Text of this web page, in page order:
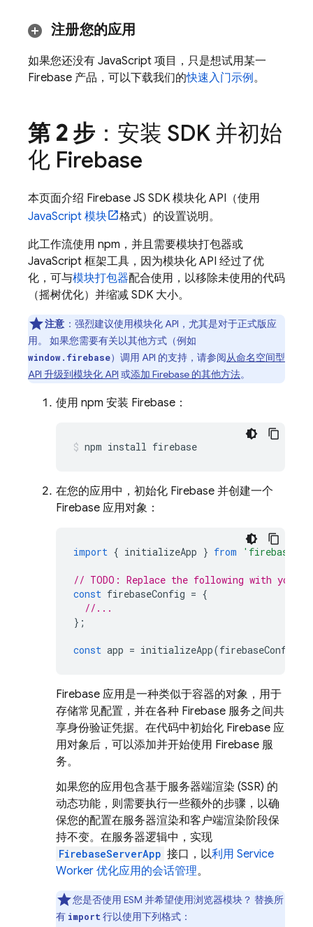
注册您的应用
如果您还没有 JavaScript 项目，只是想试用某一
Firebase 产品，可以下载我们的快速入门示例。
第 2 步 ：安装 SDK 并初始
化 Firebase
本页面介绍 Firebase JS SDK 模块化 API（使用
JavaScript 模块
格式）的设置说明。
此工作流使用 npm，并且需要模块打包器或
JavaScript 框架工具，因为模块化 API 经过了优
化，可与模块打包器配合使用，以移除未使用的代码
（摇树优化）并缩减 SDK 大小。
注意 ：强烈建议使用模块化 API，尤其是对于正式版应
用。 如果您需要有关以其他方式（例如
window.firebase）调用 API 的支持，请参阅从命名空间型
API 升级到模块化 API 或添加 Firebase 的其他方法。
使用 npm 安装 Firebase：
npm install firebase
在您的应用中，初始化 Firebase 并创建一个
Firebase 应用对象：
import { initializeApp } from 'firebase/
// TODO: Replace the following with your
const firebaseConfig = {
//...
};
const app = initializeApp(firebaseConfig
Firebase 应用是一种类似于容器的对象，用于
存储常见配置，并在各种 Firebase 服务之间共
享身份验证凭据。在代码中初始化 Firebase 应
用对象后，可以添加并开始使用 Firebase 服
务。
如果您的应用包含基于服务器端渲染 (SSR) 的
动态功能，则需要执行一些额外的步骤，以确
保您的配置在服务器渲染和客户端渲染阶段保
持不变。在服务器逻辑中，实现
FirebaseServerApp 接口，以利用 Service
Worker 优化应用的会话管理。
您是否使用 ESM 并希望使用浏览器模块？ 替换所
有 import 行以使用下列格式：